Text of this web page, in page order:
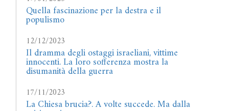
Quella fascinazione per la destra e il
populismo
12/12/2023
Il dramma degli ostaggi israeliani, vittime
innocenti. La loro sofferenza mostra la
disumanità della guerra
17/11/2023
La Chiesa brucia?. A volte succede. Ma dalla